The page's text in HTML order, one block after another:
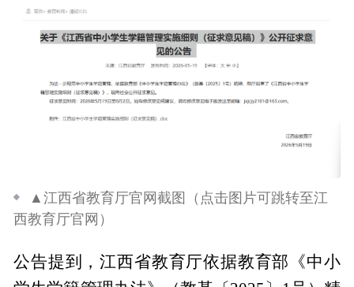
▲江西省教育厅官网截图（点击图片可跳转至江
西教育厅官网）
公告提到，江西省教育厅依据教育部《中小